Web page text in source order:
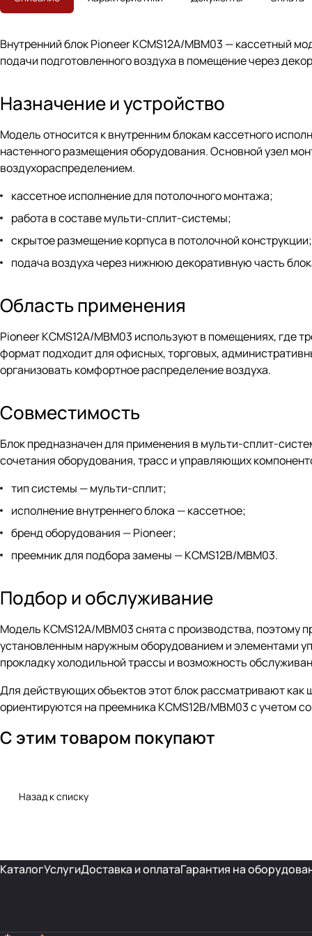
Внутренний блок Pioneer KCMS12A/MBM03 — кассетный
подачи подготовленного воздуха в помещение через
Назначение и устройство
Модель относится к внутренним блокам кассетного
настенного размещения оборудования. Основной узел
воздухораспределением.
кассетное исполнение для потолочного монтажа;
работа в составе мульти-сплит-системы;
скрытое размещение корпуса в потолочной конструкции;
подача воздуха через нижнюю декоративную часть
Область применения
Pioneer KCMS12A/MBM03 используют в помещениях, где
формат подходит для офисных, торговых,
организовать комфортное распределение воздуха.
Совместимость
Блок предназначен для применения в мульти-сплит-
сочетания оборудования, трасс и управляющих
тип системы — мульти-сплит;
исполнение внутреннего блока — кассетное;
бренд оборудования — Pioneer;
преемник для подбора замены — KCMS12B/MBM03.
Подбор и обслуживание
Модель KCMS12A/MBM03 снята с производства,
установленным наружным оборудованием и элементами
прокладку холодильной трассы и возможность
Для действующих объектов этот блок рассматривают
ориентируются на преемника KCMS12B/MBM03 с учетом
С этим товаром покупают
Назад к списку
КаталогУслугиДоставка и оплатаГарантия на